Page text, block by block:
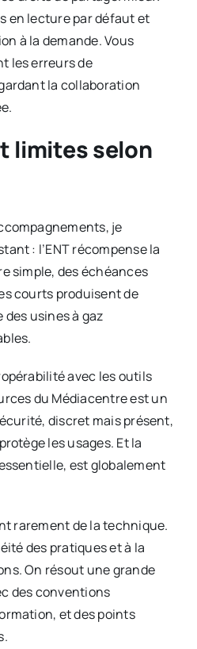
en lecture par défaut et
à la demande. Vous
les erreurs de
la collaboration
limites selon
je
: l’ENT récompense la
simple, des échéances
courts produisent de
usines à gaz
avec les outils
du Médiacentre est un
discret mais présent,
les usages. Et la
est globalement
rarement de la technique.
des pratiques et à la
On résout une grande
des conventions
et des points